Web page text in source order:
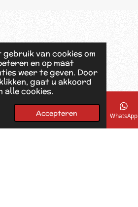
gebruik van cookies om
en op maat
weer te geven. Door
gaat u akkoord
alle cookies.
Accepteren
Kaart Facebook WhatsApp